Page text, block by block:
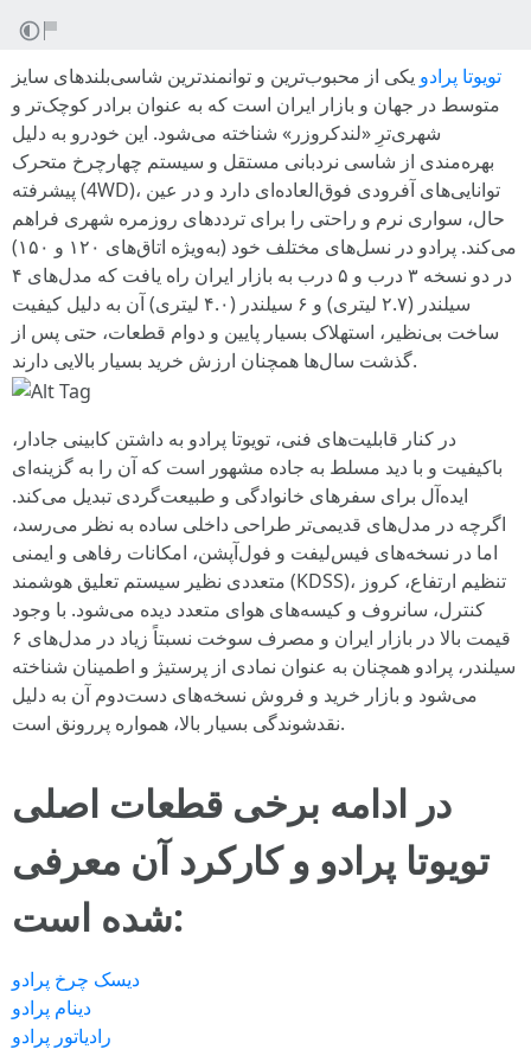
تویوتا پرادو یکی از محبوب‌ترین و توانمندترین شاسی‌بلندهای سایز
متوسط در جهان و بازار ایران است که به عنوان برادر کوچک‌تر و
شهری‌ترِ «لندکروزر» شناخته می‌شود. این خودرو به دلیل
بهره‌مندی از شاسی نردبانی مستقل و سیستم چهارچرخ متحرک
پیشرفته (4WD)، توانایی‌های آفرودی فوق‌العاده‌ای دارد و در عین
حال، سواری نرم و راحتی را برای ترددهای روزمره شهری فراهم
می‌کند. پرادو در نسل‌های مختلف خود (به‌ویژه اتاق‌های ۱۲۰ و ۱۵۰)
در دو نسخه ۳ درب و ۵ درب به بازار ایران راه یافت که مدل‌های ۴
سیلندر (۲.۷ لیتری) و ۶ سیلندر (۴.۰ لیتری) آن به دلیل کیفیت
ساخت بی‌نظیر، استهلاک بسیار پایین و دوام قطعات، حتی پس از
گذشت سال‌ها همچنان ارزش خرید بسیار بالایی دارند.
در کنار قابلیت‌های فنی، تویوتا پرادو به داشتن کابینی جادار،
باکیفیت و با دید مسلط به جاده مشهور است که آن را به گزینه‌ای
ایده‌آل برای سفرهای خانوادگی و طبیعت‌گردی تبدیل می‌کند.
اگرچه در مدل‌های قدیمی‌تر طراحی داخلی ساده به نظر می‌رسد،
اما در نسخه‌های فیس‌لیفت و فول‌آپشن، امکانات رفاهی و ایمنی
متعددی نظیر سیستم تعلیق هوشمند (KDSS)، تنظیم ارتفاع، کروز
کنترل، سانروف و کیسه‌های هوای متعدد دیده می‌شود. با وجود
قیمت بالا در بازار ایران و مصرف سوخت نسبتاً زیاد در مدل‌های ۶
سیلندر، پرادو همچنان به عنوان نمادی از پرستیژ و اطمینان شناخته
می‌شود و بازار خرید و فروش نسخه‌های دست‌دوم آن به دلیل
نقدشوندگی بسیار بالا، همواره پررونق است.
در ادامه برخی قطعات اصلی
تویوتا پرادو و کارکرد آن معرفی
شده است:
دیسک چرخ پرادو
دینام پرادو
رادیاتور پرادو